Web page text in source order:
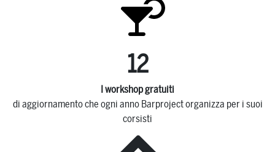
12
I workshop gratuiti
di aggiornamento che ogni anno Barproject organizza per i suoi
corsisti